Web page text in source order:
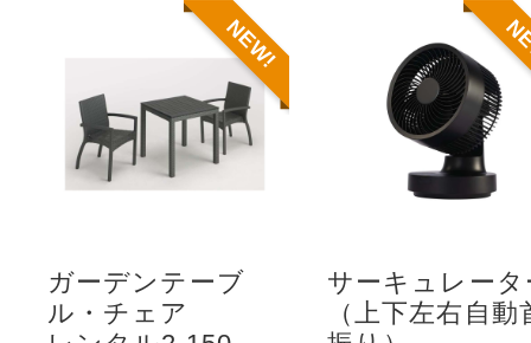
ガーデンテーブ
ル・チェア
NEW!
サーキュレータ
（上下左右自動